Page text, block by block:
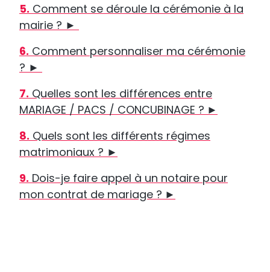
5. Comment se déroule la cérémonie à la
mairie ? ►
6. Comment personnaliser ma cérémonie
? ►
7. Quelles sont les différences entre
MARIAGE / PACS / CONCUBINAGE ? ►
8. Quels sont les différents régimes
matrimoniaux ? ►
9. Dois-je faire appel à un notaire pour
mon contrat de mariage ? ►